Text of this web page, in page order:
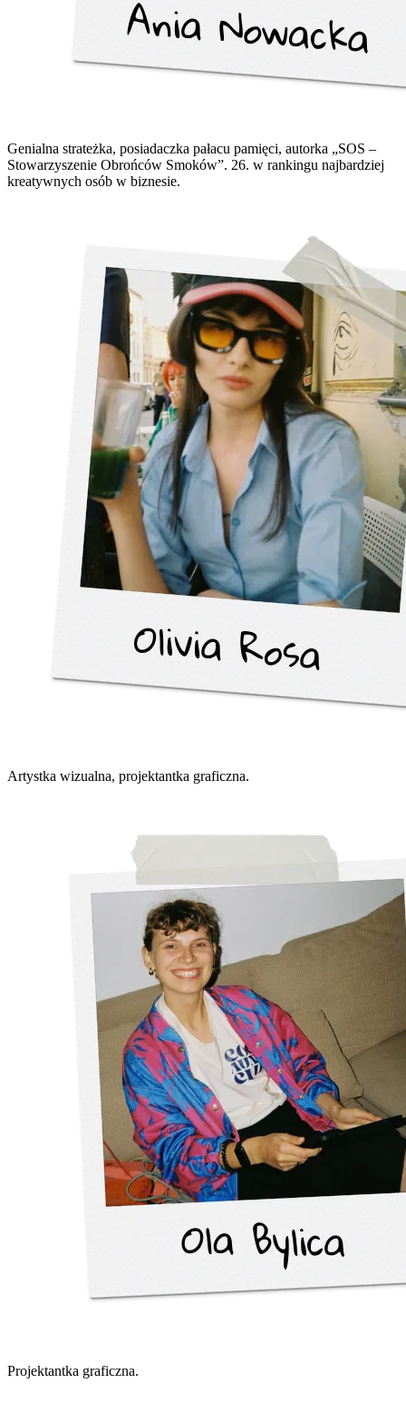
Genialna strateżka, posiadaczka pałacu pamięci, autorka „SOS –
Stowarzyszenie Obrońców Smoków”. 26. w rankingu najbardziej
kreatywnych osób w biznesie.
Artystka wizualna, projektantka graficzna.
Projektantka graficzna.